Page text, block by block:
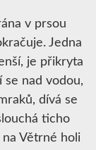
v prsou
Jedna
je přikryta
se nad vodou,
dívá se
ticho
Větrné holi